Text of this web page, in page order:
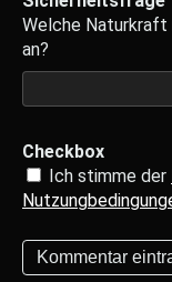
Welche
an?
Checkbox
Ich stimme der